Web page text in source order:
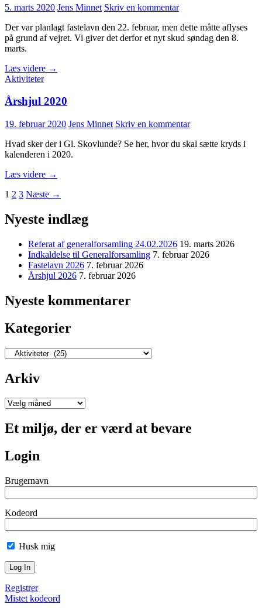
5. marts 2020 Jens Minnet Skriv en kommentar
Der var planlagt fastelavn den 22. februar, men dette måtte aflyses
på grund af vejret. Vi giver det derfor et nyt skud søndag den 8.
marts.
Læs videre Fastelavn
→
Aktiviteter
Årshjul 2020
19. februar 2020 Jens Minnet Skriv en kommentar
Hvad sker der i Gl. Skovlunde? Se her, hvor du skal sætte kryds i
kalenderen i 2020.
Læs videre Årshjul
→
Indlægsnavigation
1 2 3 Næste →
Nyeste indlæg
Referat af generalforsamling 24.02.2026 19. marts 2026
Indkaldelse til Generalforsamling 7. februar 2026
Fastelavn 2026 7. februar 2026
Årshjul 2026 7. februar 2026
Nyeste kommentarer
Kategorier
Kategorier
Arkiv
Arkiv
Et miljø, der er værd at bevare
Login
Brugernavn
Kodeord
Husk mig
Registrer
Mistet kodeord